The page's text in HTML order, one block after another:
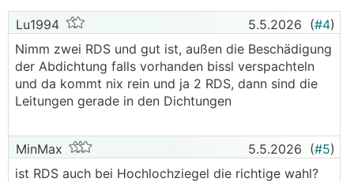
Lu1994 5.5.2026 (#4)
Nimm zwei RDS und gut ist, außen die Beschädigung
der Abdichtung falls vorhanden bissl verspachteln
und da kommt nix rein und ja 2 RDS, dann sind die
Leitungen gerade in den Dichtungen
MinMax 5.5.2026 (#5)
ist RDS auch bei Hochlochziegel die richtige wahl?